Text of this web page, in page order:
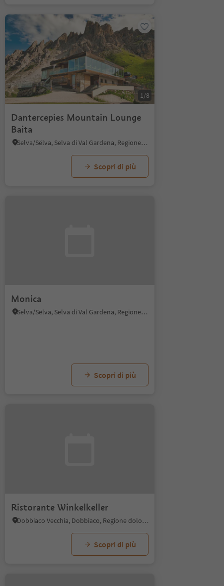
1/8
Dantercepies Mountain Lounge
Baita
Selva/Sëlva, Selva di Val Gardena, Regione dolomitica Val Gardena
Scopri di più
Monica
Selva/Sëlva, Selva di Val Gardena, Regione dolomitica Val Gardena
Scopri di più
Ristorante Winkelkeller
Dobbiaco Vecchia, Dobbiaco, Regione dolomitica 3 Cime
Scopri di più